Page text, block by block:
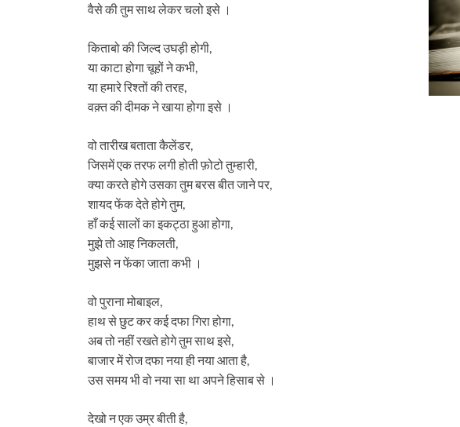
वैसे की तुम साथ लेकर चलो इसे ।
किताबो की जिल्द उघड़ी होगी,
या काटा होगा चूहों ने कभी,
या हमारे रिश्तों की तरह,
वक़्त की दीमक ने खाया होगा इसे ।
वो तारीख बताता कैलेंडर,
जिसमें एक तरफ लगी होती फ़ोटो तुम्हारी,
क्या करते होगे उसका तुम बरस बीत जाने पर,
शायद फेंक देते होगे तुम,
हाँ कई सालों का इकट्ठा हुआ होगा,
मुझे तो आह निकलती,
मुझसे न फेंका जाता कभी ।
वो पुराना मोबाइल,
हाथ से छुट कर कई दफा गिरा होगा,
अब तो नहीं रखते होगे तुम साथ इसे,
बाजार में रोज दफा नया ही नया आता है,
उस समय भी वो नया सा था अपने हिसाब से ।
देखो न एक उम्र बीती है,